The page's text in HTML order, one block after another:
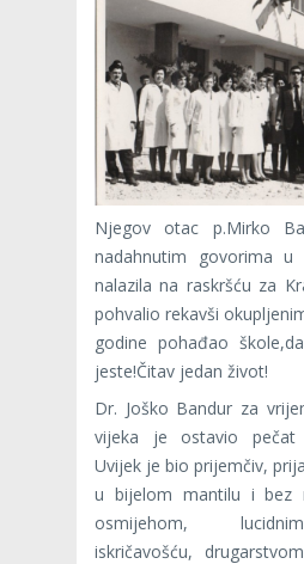
Njegov otac p.Mirko
nadahnutim govorima
nalazila na raskršću za
pohvalio rekavši
godine pohađao
jeste!Čitav jedan život!
Dr. Joško Bandur za
vijeka je ostavio pečat
Uvijek je bio prijemčiv,
u bijelom mantilu i bez
osmijehom,
iskričavošću,